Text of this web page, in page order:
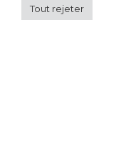
Tout rejeter